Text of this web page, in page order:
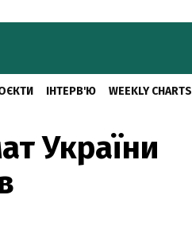
ІНТЕРВ'Ю WEEKLY CHARTS
України